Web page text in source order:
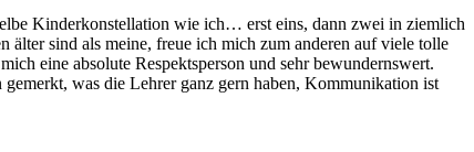
Kinderkonstellation wie ich… erst eins, dann zwei in ziemlich
sind als meine, freue ich mich zum anderen auf viele tolle
eine absolute Respektsperson und sehr bewundernswert.
was die Lehrer ganz gern haben, Kommunikation ist